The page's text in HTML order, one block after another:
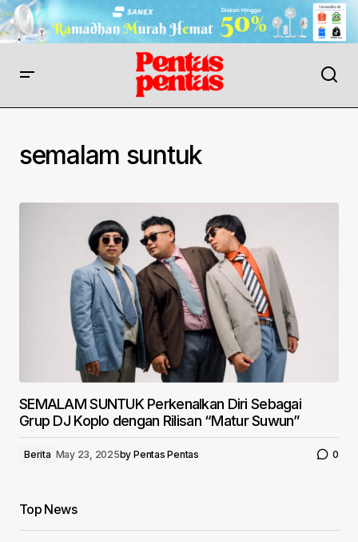
semalam suntuk
SEMALAM SUNTUK Perkenalkan Diri Sebagai
Grup DJ Koplo dengan Rilisan “Matur Suwun”
Berita May 23, 2025by Pentas Pentas 0
Top News